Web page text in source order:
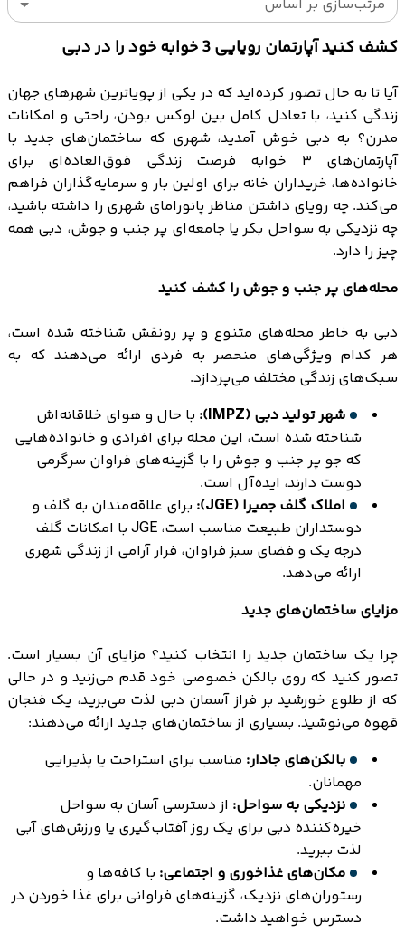
مرتب‌سازی بر اساس
کشف کنید آپارتمان رویایی 3 خوابه خود را در دبی
آیا تا به حال تصور کرده‌اید که در یکی از پویاترین شهرهای جهان
زندگی کنید، با تعادل کامل بین لوکس بودن، راحتی و امکانات
مدرن؟ به دبی خوش آمدید، شهری که ساختمان‌های جدید با
آپارتمان‌های ۳ خوابه فرصت زندگی فوق‌العاده‌ای برای
خانواده‌ها، خریداران خانه برای اولین بار و سرمایه‌گذاران فراهم
می‌کند. چه رویای داشتن مناظر پانورامای شهری را داشته باشید،
چه نزدیکی به سواحل بکر یا جامعه‌ای پر جنب و جوش، دبی همه
چیز را دارد.
محله‌های پر جنب و جوش را کشف کنید
دبی به خاطر محله‌های متنوع و پر رونقش شناخته شده است،
هر کدام ویژگی‌های منحصر به فردی ارائه می‌دهند که به
سبک‌های زندگی مختلف می‌پردازد.
شهر تولید دبی (IMPZ):
با حال و هوای خلاقانه‌اش
شناخته شده است، این محله برای افرادی و خانواده‌هایی
که جو پر جنب و جوش را با گزینه‌های فراوان سرگرمی
دوست دارند، ایده‌آل است.
املاک گلف جمیرا (JGE):
برای علاقه‌مندان به گلف و
دوستداران طبیعت مناسب است، JGE با امکانات گلف
درجه یک و فضای سبز فراوان، فرار آرامی از زندگی شهری
ارائه می‌دهد.
مزایای ساختمان‌های جدید
چرا یک ساختمان جدید را انتخاب کنید؟ مزایای آن بسیار است.
تصور کنید که روی بالکن خصوصی خود قدم می‌زنید و در حالی
که از طلوع خورشید بر فراز آسمان دبی لذت می‌برید، یک فنجان
قهوه می‌نوشید. بسیاری از ساختمان‌های جدید ارائه می‌دهند:
بالکن‌های جادار: مناسب برای استراحت یا پذیرایی
مهمانان.
نزدیکی به سواحل: از دسترسی آسان به سواحل
خیره‌کننده دبی برای یک روز آفتاب‌گیری یا ورزش‌های آبی
لذت ببرید.
مکان‌های غذاخوری و اجتماعی: با کافه‌ها و
رستوران‌های نزدیک، گزینه‌های فراوانی برای غذا خوردن در
دسترس خواهید داشت.